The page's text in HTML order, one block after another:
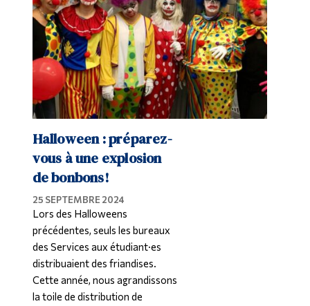
Halloween : préparez-
vous à une explosion
de bonbons!
25 SEPTEMBRE 2024
Lors des Halloweens
précédentes, seuls les bureaux
des Services aux étudiant·es
distribuaient des friandises.
Cette année, nous agrandissons
la toile de distribution de